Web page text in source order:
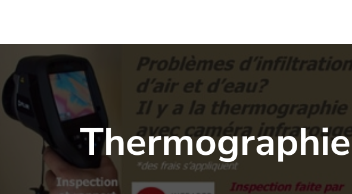
Thermographie